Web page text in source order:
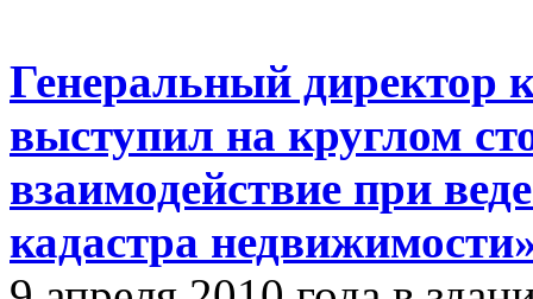
Генеральный директор
выступил на круглом
взаимодействие при
кадастра